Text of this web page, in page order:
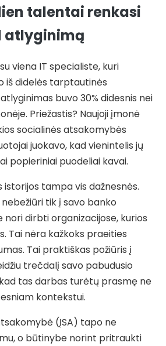
talentai renkasi
atlyginimą
viena IT specialiste, kuri
iš didelės tarptautinės
buvo 30% didesnis nei
Priežastis? Naujoji įmonė
socialinės atsakomybės
juokavo, kad vienintelis jų
popieriniai puodeliai kavai.
tampa vis dažnesnės.
tik į savo banko
nori dirbti organizacijose, kurios
Tai nėra kažkoks praeities
Tai praktiškas požiūris į
trečdalį savo pabudusio
tas darbas turėtų prasmę ne
kontekstui.
(ĮSA) tapo ne
o būtinybe norint pritraukti